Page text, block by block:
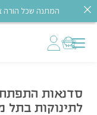
המתנה שכל הורה
סדנאות
לתינוקות בתל